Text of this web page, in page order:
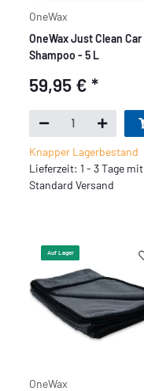
OneWax
OneWax Just Clean Car
Shampoo - 5 L
59,95 €*
Knapper Lagerbestand
Lieferzeit: 1 - 3 Tage mit
Standard Versand
Auf Lager
OneWax